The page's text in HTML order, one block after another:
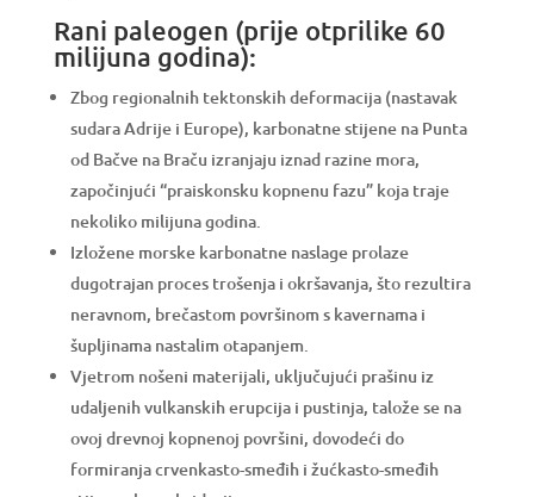
Rani paleogen (prije otprilike 60
milijuna godina):
Zbog regionalnih tektonskih deformacija (nastavak
sudara Adrije i Europe), karbonatne stijene na Punta
od Bačve na Braču izranjaju iznad razine mora,
započinjući “praiskonsku kopnenu fazu” koja traje
nekoliko milijuna godina.
Izložene morske karbonatne naslage prolaze
dugotrajan proces trošenja i okršavanja, što rezultira
neravnom, brečastom površinom s kavernama i
šupljinama nastalim otapanjem.
Vjetrom nošeni materijali, uključujući prašinu iz
udaljenih vulkanskih erupcija i pustinja, talože se na
ovoj drevnoj kopnenoj površini, dovodeći do
formiranja crvenkasto-smeđih i žućkasto-smeđih